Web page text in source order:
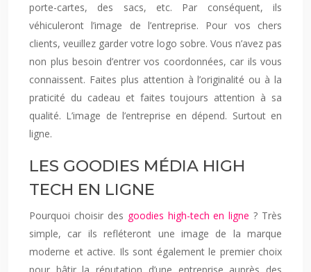
porte-cartes, des sacs, etc. Par conséquent, ils
véhiculeront l’image de l’entreprise. Pour vos chers
clients, veuillez garder votre logo sobre. Vous n’avez pas
non plus besoin d’entrer vos coordonnées, car ils vous
connaissent. Faites plus attention à l’originalité ou à la
praticité du cadeau et faites toujours attention à sa
qualité. L’image de l’entreprise en dépend. Surtout en
ligne.
LES GOODIES MÉDIA HIGH
TECH EN LIGNE
Pourquoi choisir des goodies high-tech en ligne ? Très
simple, car ils refléteront une image de la marque
moderne et active. Ils sont également le premier choix